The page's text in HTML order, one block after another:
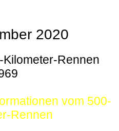
2020
Kilometer-Rennen
vom 500-
Rennen